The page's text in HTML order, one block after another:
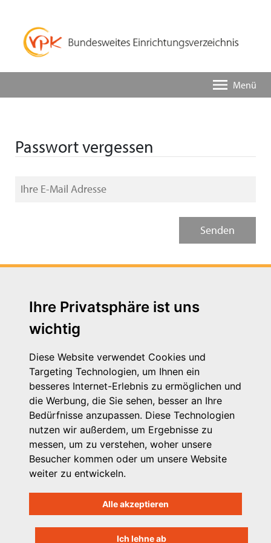
Ihre Privatsphäre ist uns
wichtig
Diese Website verwendet Cookies und
Targeting Technologien, um Ihnen ein
besseres Internet-Erlebnis zu ermöglichen und
die Werbung, die Sie sehen, besser an Ihre
Bedürfnisse anzupassen. Diese Technologien
nutzen wir außerdem, um Ergebnisse zu
messen, um zu verstehen, woher unsere
Besucher kommen oder um unsere Website
weiter zu entwickeln.
Alle akzeptieren
Ich lehne ab
Menü
Passwort vergessen
Ihre E-Mail Adresse
Senden
Michaelkirchstr. 17/18
10179 Berlin
Telefon: 030 – 58 58 17 16 01
E-Mail: info@vpk.de
Mehr Informationen: www.vpk.de
Hilfe